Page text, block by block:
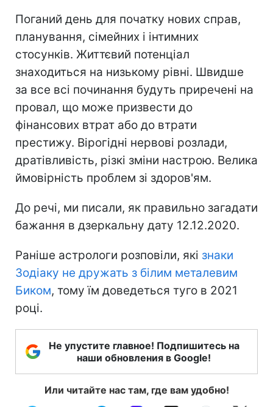
Поганий день для початку нових справ,
планування, сімейних і інтимних
стосунків. Життєвий потенціал
знаходиться на низькому рівні. Швидше
за все всі починання будуть приречені на
провал, що може призвести до
фінансових втрат або до втрати
престижу. Вірогідні нервові розлади,
дратівливість, різкі зміни настрою. Велика
ймовірність проблем зі здоров'ям.
До речі, ми писали, як правильно загадати
бажання в дзеркальну дату 12.12.2020.
Раніше астрологи розповіли, які знаки
Зодіаку не дружать з білим металевим
Биком, тому їм доведеться туго в 2021
році.
Не упустите главное! Подпишитесь на
наши обновления в Google!
Или читайте нас там, где вам удобно!